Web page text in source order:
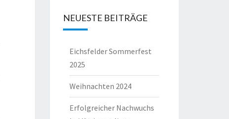
NEUESTE BEITRÄGE
Eichsfelder Sommerfest
2025
Weihnachten 2024
Erfolgreicher Nachwuchs